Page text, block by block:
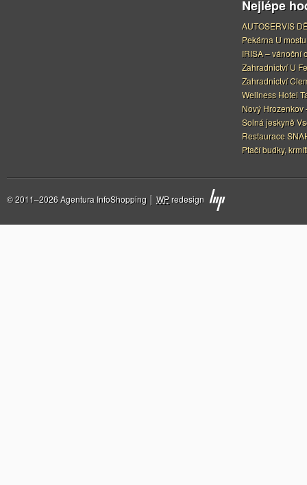
Nejlépe
AUTOSERVIS
Pekárna U mostu
IRISA – vánoční
Zahradnictví U
Zahradnictví
Wellness Hotel
Nový Hrozenkov
Solná jeskyně
Restaurace
Ptačí budky,
© 2011–2026 Agentura InfoShopping │ WPredesign